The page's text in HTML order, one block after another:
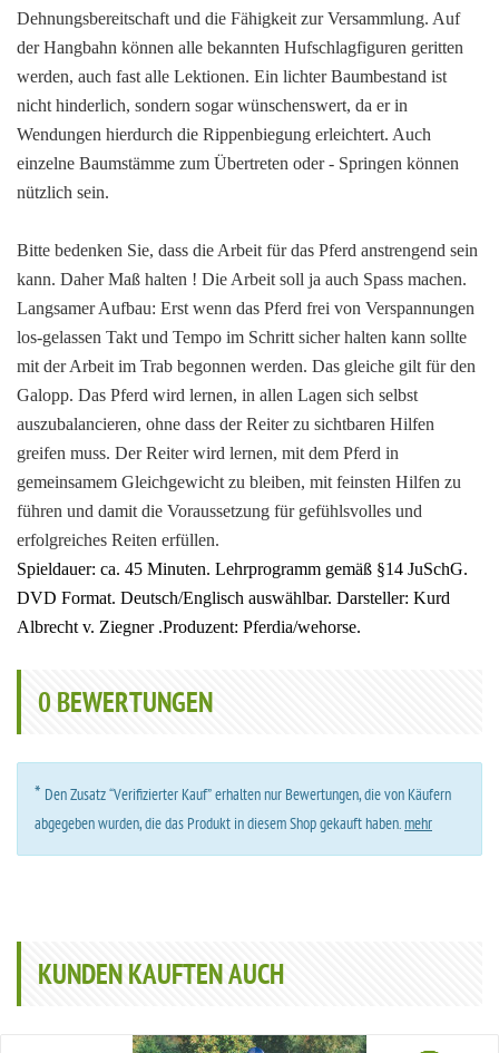
Dehnungsbereitschaft und die Fähigkeit zur Versammlung. Auf
der Hangbahn können alle bekannten Hufschlagfiguren geritten
werden, auch fast alle Lektionen. Ein lichter Baumbestand ist
nicht hinderlich, sondern sogar wünschenswert, da er in
Wendungen hierdurch die Rippenbiegung erleichtert. Auch
einzelne Baumstämme zum Übertreten oder - Springen können
nützlich sein.
Bitte bedenken Sie, dass die Arbeit für das Pferd anstrengend sein
kann. Daher Maß halten ! Die Arbeit soll ja auch Spass machen.
Langsamer Aufbau: Erst wenn das Pferd frei von Verspannungen
los-gelassen Takt und Tempo im Schritt sicher halten kann sollte
mit der Arbeit im Trab begonnen werden. Das gleiche gilt für den
Galopp. Das Pferd wird lernen, in allen Lagen sich selbst
auszubalancieren, ohne dass der Reiter zu sichtbaren Hilfen
greifen muss. Der Reiter wird lernen, mit dem Pferd in
gemeinsamem Gleichgewicht zu bleiben, mit feinsten Hilfen zu
führen und damit die Voraussetzung für gefühlsvolles und
erfolgreiches Reiten erfüllen.
Spieldauer: ca. 45 Minuten. Lehrprogramm gemäß §14 JuSchG.
DVD Format. Deutsch/Englisch auswählbar. Darsteller: Kurd
Albrecht v. Ziegner .Produzent: Pferdia/wehorse.
0 BEWERTUNGEN
* Den Zusatz “Verifizierter Kauf” erhalten nur Bewertungen, die von Käufern
abgegeben wurden, die das Produkt in diesem Shop gekauft haben.mehr
KUNDEN KAUFTEN AUCH